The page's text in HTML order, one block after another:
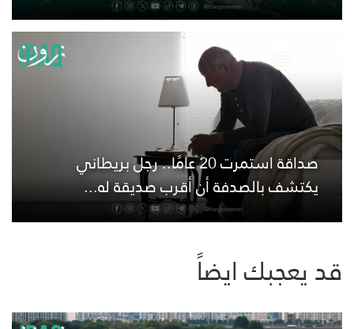
صداقة استمرت 20 عامًا.. رجل بريطاني
يكتشف بالصدفة أن أقرب صديقة له...
قد يعجبك ايضاً